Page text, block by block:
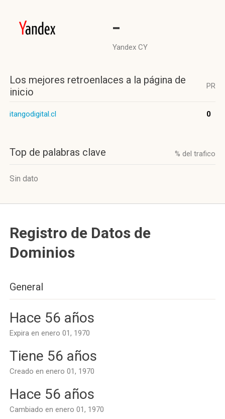
-
Yandex CY
Los mejores retroenlaces a la página de
inicio
PR
itangodigital.cl 0
Top de palabras clave % del trafico
Sin dato
Registro de Datos de
Dominios
General
Hace 56 años
Expira en enero 01, 1970
Tiene 56 años
Creado en enero 01, 1970
Hace 56 años
Cambiado en enero 01, 1970